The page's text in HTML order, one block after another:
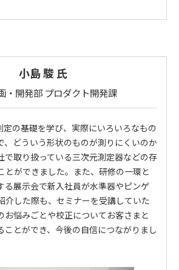
小島 駿 氏
・開発部 プロダクト開発課
定の基礎を学び、実際にいろいろなもの
、どういう形状のものが測りにくいのか
で取り扱っている三次元測定器などの存
とができました。また、研修の一環と
る展示会で新入社員が水準器やピンゲ
介した際も、セミナーを受講していた
お悩みごとや校正についてお客さまと
ことができ、今後の自信につながりまし